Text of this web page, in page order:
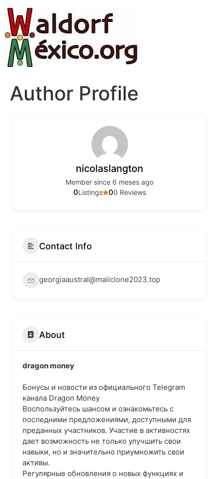
Author Profile
nicolaslangton
Member since 6 meses ago
00 Reviews
0Listings
Contact Info
georgiaaustral@mailclone2023.top
About
dragon money
Бонусы и новости из официального Telegram
канала Dragon Money
Воспользуйтесь шансом и ознакомьтесь с
последними предложениями, доступными для
преданных участников. Участие в активностях
дает возможность не только улучшить свои
навыки, но и значительно приумножить свои
активы.
Регулярные обновления о новых функциях и